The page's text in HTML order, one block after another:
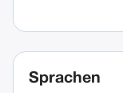
Sprachen